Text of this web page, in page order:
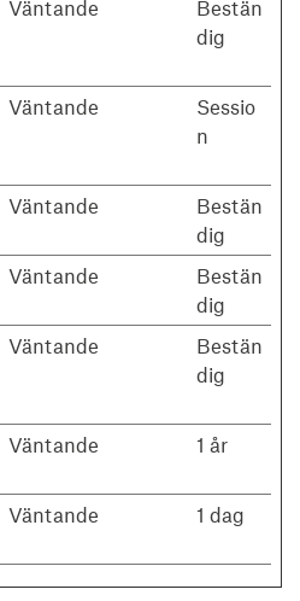
Väntande
Bestän
dig
Väntande
Sessio
n
Väntande
Bestän
dig
Väntande
Bestän
dig
Väntande
Bestän
dig
Väntande 1 år
Väntande 1 dag